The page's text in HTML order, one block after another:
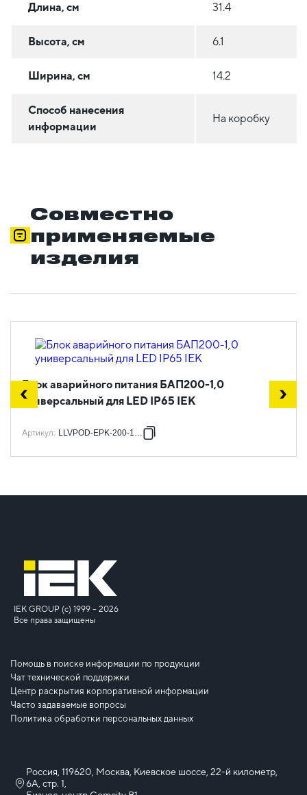
Длина, см 31.4
Высота, см 6.1
Ширина, см 14.2
Способ нанесения
информации
На коробку
Совместно
применяемые
изделия
Блок аварийного питания БАП200-1,0
универсальный для LED IP65 IEK
Артикул: LLVPOD-EPK-200-1H-U
IEK GROUP (c) 1999 – 2026
Все права защищены
Помощь в поиске информации по продукции
Чат технической поддержки
Центр раскрытия корпоративной информации
Часто задаваемые вопросы
Политика обработки персональных данных
Россия, 119620, Москва, Киевское шоссе, 22-й километр,
6А, стр. 1,